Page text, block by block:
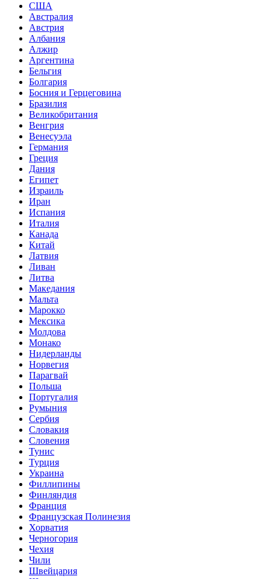
США
Австралия
Австрия
Албания
Алжир
Аргентина
Бельгия
Болгария
Босния и Герцеговина
Бразилия
Великобритания
Венгрия
Венесуэла
Германия
Греция
Дания
Египет
Израиль
Иран
Испания
Италия
Канада
Китай
Латвия
Ливан
Литва
Македания
Мальта
Марокко
Мексика
Молдова
Монако
Нидерланды
Норвегия
Парагвай
Польша
Португалия
Румыния
Сербия
Словакия
Словения
Тунис
Турция
Украина
Филлипины
Финляндия
Франция
Французская Полинезия
Хорватия
Черногория
Чехия
Чили
Швейцария